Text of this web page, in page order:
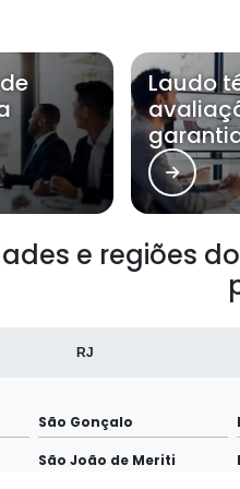
Laudo
e regiões
RJ
São Gonçalo
São João de Meriti